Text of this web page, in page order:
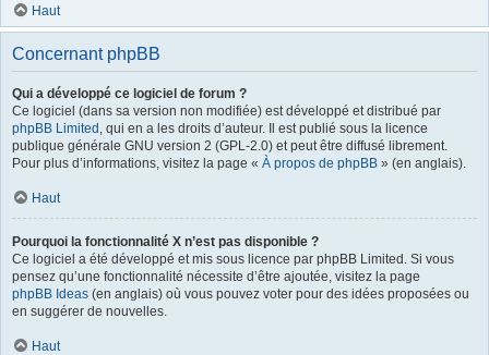
Haut
Concernant phpBB
Qui a développé ce logiciel de forum ?
Ce logiciel (dans sa version non modifiée) est développé et distribué par
phpBB Limited , qui en a les droits d’auteur. Il est publié sous la licence
publique générale GNU version 2 (GPL-2.0) et peut être diffusé librement.
Pour plus d’informations, visitez la page « À propos de phpBB » (en anglais).
Haut
Pourquoi la fonctionnalité X n’est pas disponible ?
Ce logiciel a été développé et mis sous licence par phpBB Limited. Si vous
pensez qu’une fonctionnalité nécessite d’être ajoutée, visitez la page
phpBB Ideas (en anglais) où vous pouvez voter pour des idées proposées ou
en suggérer de nouvelles.
Haut